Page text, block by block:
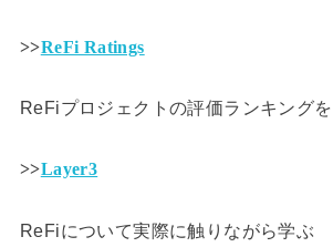
>>ReFi Ratings
ReFiプロジェクトの評価ランキング
>>Layer3
ReFiについて実際に触りながら学ぶ